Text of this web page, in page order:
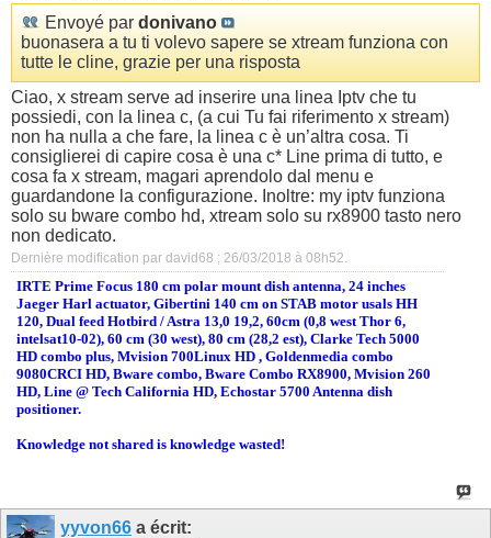
Envoyé par donivano
buonasera a tu ti volevo sapere se xtream funziona con
tutte le cline, grazie per una risposta
Ciao, x stream serve ad inserire una linea Iptv che tu
possiedi, con la linea c, (a cui Tu fai riferimento x stream)
non ha nulla a che fare, la linea c è un’altra cosa. Ti
consiglierei di capire cosa è una c* Line prima di tutto, e
cosa fa x stream, magari aprendolo dal menu e
guardandone la configurazione. Inoltre: my iptv funziona
solo su bware combo hd, xtream solo su rx8900 tasto nero
non dedicato.
Dernière modification par david68 ; 26/03/2018 à 08h52
IRTE Prime Focus 180 cm polar mount dish antenna, 24 inches
Jaeger Harl actuator, Gibertini 140 cm on STAB motor usals HH
120, Dual feed Hotbird / Astra 13,0 19,2, 60cm (0,8 west Thor 6,
intelsat10-02), 60 cm (30 west), 80 cm (28,2 est), Clarke Tech 5000
HD combo plus, Mvision 700Linux HD , Goldenmedia combo
9080CRCI HD, Bware combo, Bware Combo RX8900, Mvision 260
HD, Line @ Tech California HD, Echostar 5700 Antenna dish
positioner.
Knowledge not shared is knowledge wasted!
yyvon66 a écrit: